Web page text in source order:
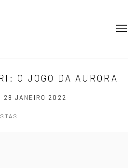
O JOGO DA AURORA
28 JANEIRO 2022